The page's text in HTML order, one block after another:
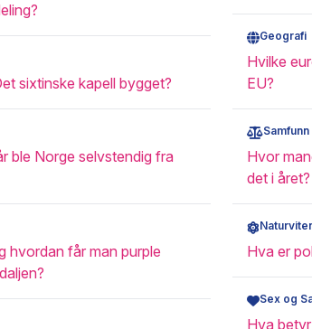
sixtinske kapell bygget?
ble Norge selvstendig fra
hvordan får man purple
Geografi
Hvilke
EU?
Samfunn
Hvor
det i året?
Hva er
Sex og
Hva